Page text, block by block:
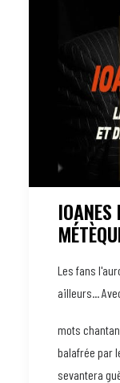
Les fans
ailleurs...
mots
balafrée par
sevantera